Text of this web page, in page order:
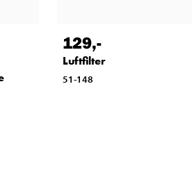
129,-
Luftfilter
51-148